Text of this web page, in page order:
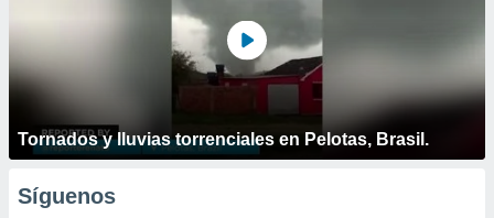
Tornados y lluvias torrenciales en Pelotas, Brasil.
Síguenos